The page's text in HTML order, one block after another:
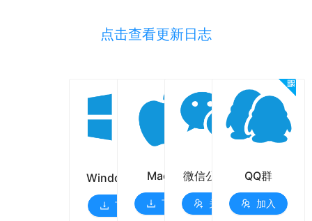
点击查看更新日志
Windows版
下载
Mac版
下载
微信公众号
关注
QQ群
加入